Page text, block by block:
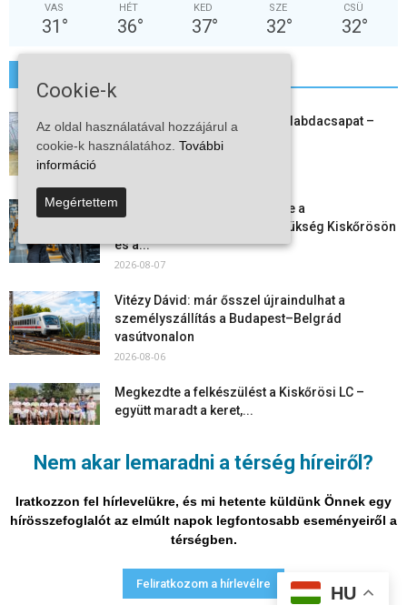
Nem akar lemaradni a térség híreiről?
Iratkozzon fel hírlevelükre, és mi hetente küldünk Önnek egy
hírösszefoglalót az elmúlt napok legfontosabb eseményeiről a
térségben.
Feliratkozom a hírlevélre
VAS
31 °
HÉT
36°
KED
37°
SZE
32°
CSÜ
32°
Megszűnt a kiskőrösi női kézilabdacsapat –
egy korszak ért véget
Aktuális állásajánlatok: ezekre a
munkavállalókra van most szükség Kiskőrösön
és a...
2026-08-07
Vitézy Dávid: már ősszel újraindulhat a
személyszállítás a Budapest–Belgrád
vasútvonalon
2026-08-06
Megkezdte a felkészülést a Kiskőrösi LC –
együtt maradt a keret,...
szabadulni a kontinens a...
2026-08-05
Adatvédelmi nyilatkozat Médiaajánlat Impresszum
HU
Cookie-k
Az oldal használatával hozzájárul a
cookie-k használatához. További
információ
Megértettem